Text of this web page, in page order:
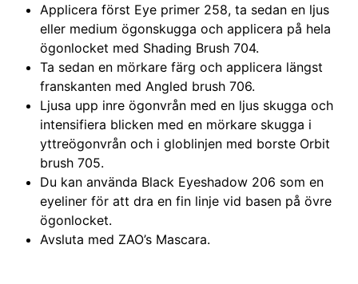
Applicera först Eye primer 258, ta sedan en ljus
eller medium ögonskugga och applicera på hela
ögonlocket med Shading Brush 704.
Ta sedan en mörkare färg och applicera längst
franskanten med Angled brush 706.
Ljusa upp inre ögonvrån med en ljus skugga och
intensifiera blicken med en mörkare skugga i
yttreögonvrån och i globlinjen med borste Orbit
brush 705.
Du kan använda Black Eyeshadow 206 som en
eyeliner för att dra en fin linje vid basen på övre
ögonlocket.
Avsluta med ZAO’s Mascara.